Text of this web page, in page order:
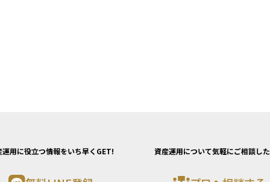
運用に役立つ情報をいち早くGET! 資産運用について気軽にご相談し